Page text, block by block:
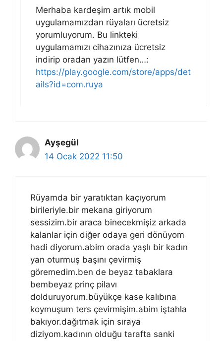
Merhaba kardeşim artık mobil
uygulamamızdan rüyaları ücretsiz
yorumluyorum. Bu linkteki
uygulamamızı cihazınıza ücretsiz
indirip oradan yazın lütfen…:
https://play.google.com/store/apps/det
ails?id=com.ruya
Ayşegül
14 Ocak 2022 11:50
Rüyamda bir yaratıktan kaçıyorum
birileriyle.bir mekana giriyorum
sessizim.bir araca binecekmişiz arkada
kalanlar için diğer odaya geri dönüyom
hadi diyorum.abim orada yaşlı bir kadın
yan oturmuş başını çevirmiş
göremedim.ben de beyaz tabaklara
bembeyaz prinç pilavı
dolduruyorum.büyükçe kase kalıbına
koymuşum ters çevirmişim.abim iştahla
bakıyor.dağıtmak için sıraya
diziyom.kadının olduğu tarafta sanki